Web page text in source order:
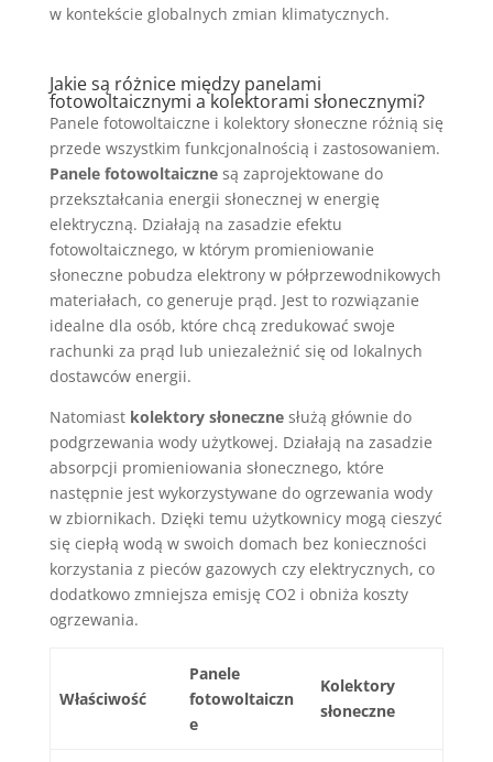
w kontekście globalnych zmian klimatycznych.
Jakie są różnice między panelami
fotowoltaicznymi a kolektorami słonecznymi?
Panele fotowoltaiczne i kolektory słoneczne różnią się
przede wszystkim funkcjonalnością i zastosowaniem.
Panele fotowoltaicznesą zaprojektowane do
przekształcania energii słonecznej w energię
elektryczną. Działają na zasadzie efektu
fotowoltaicznego, w którym promieniowanie
słoneczne pobudza elektrony w półprzewodnikowych
materiałach, co generuje prąd. Jest to rozwiązanie
idealne dla osób, które chcą zredukować swoje
rachunki za prąd lub uniezależnić się od lokalnych
dostawców energii.
Natomiast kolektory słonecznesłużą głównie do
podgrzewania wody użytkowej. Działają na zasadzie
absorpcji promieniowania słonecznego, które
następnie jest wykorzystywane do ogrzewania wody
w zbiornikach. Dzięki temu użytkownicy mogą cieszyć
się ciepłą wodą w swoich domach bez konieczności
korzystania z pieców gazowych czy elektrycznych, co
dodatkowo zmniejsza emisję CO2 i obniża koszty
ogrzewania.
Właściwość
Panele
fotowoltaiczn
e
Kolektory
słoneczne